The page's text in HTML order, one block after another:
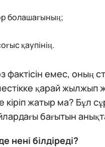
болашағының;
қаупінің.
фактісін емес, оның
қарай
кіріп жатыр ма? Бұл
бағытын
нені білдіреді?